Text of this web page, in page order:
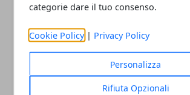
categorie dare il tuo consenso.
Cookie Policy | Privacy Policy
Personalizza
Rifiuta Opzionali